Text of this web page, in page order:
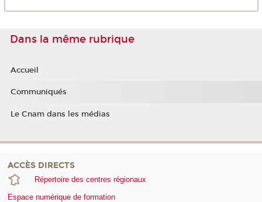
Dans la même rubrique
Accueil
Communiqués
Le Cnam dans les médias
ACCÈS DIRECTS
Répertoire des centres régionaux
Espace numérique de formation